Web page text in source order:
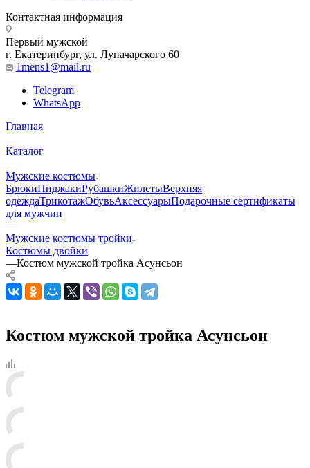
Контактная информация
Первый мужской
г. Екатеринбург, ул. Луначарского 60
1mens1@mail.ru
Telegram
WhatsApp
Главная
—
Каталог
—
Мужские костюмы
БрюкиПиджакиРубашкиЖилетыВерхняя
одеждаТрикотажОбувьАксессуарыПодарочные сертификаты
для мужчин
—
Мужские костюмы тройки
Костюмы двойки
—Костюм мужской тройка Асунсьон
Костюм мужской тройка Асунсьон